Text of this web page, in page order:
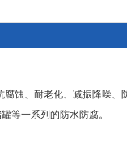
蚀、耐老化、减振降噪
等一系列的防水防腐。